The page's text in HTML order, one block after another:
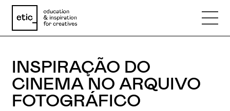
Nome
Email
INSPIRAÇÃO DO
CINEMA NO ARQUIVO
FOTOGRÁFICO